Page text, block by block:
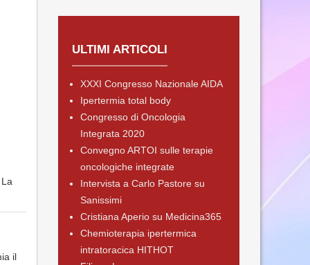
il
ULTIMI ARTICOLI
XXXI Congresso Nazionale AIDA
Ipertermia total body
Congresso di Oncologia
Integrata 2020
Convegno ARTOI sulle terapie
oncologiche integrate
Intervista a Carlo Pastore su
Sanissimi
Cristiana Aperio su Medicina365
Chemioterapia ipertermica
intratoracica HITHOT